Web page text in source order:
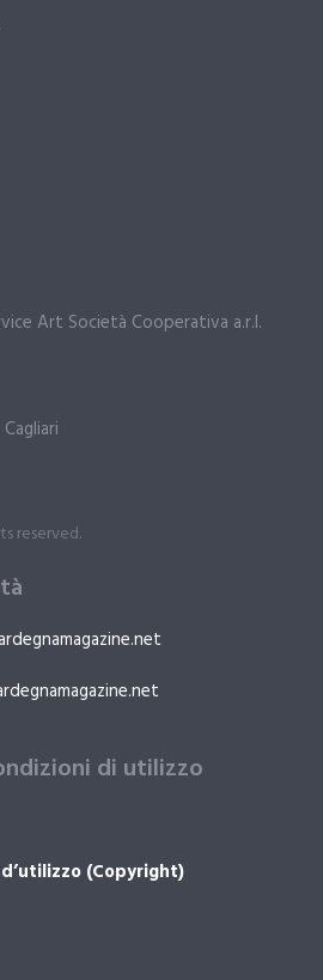
Art Società Cooperativa a.r.l.
reserved.
di utilizzo
(Copyright)